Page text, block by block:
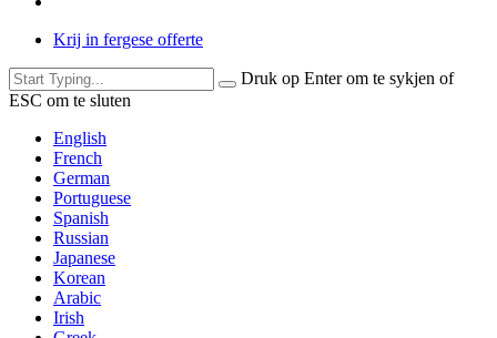
Krij in fergese offerte
Druk op Enter om te sykjen of
ESC om te sluten
English
French
German
Portuguese
Spanish
Russian
Japanese
Korean
Arabic
Irish